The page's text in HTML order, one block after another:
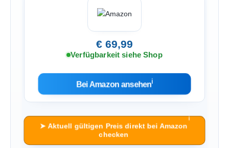
€ 69,99
Verfügbarkeit siehe Shop
Bei Amazon ansehenℹ︎
➤ Aktuell gültigen Preis direkt bei Amazon
checken
ℹ︎